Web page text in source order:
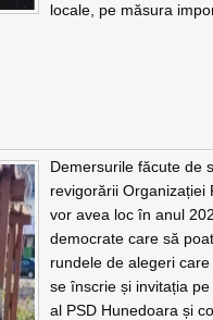
locale, pe măsura
Demersurile făcute de
revigorării Organizației
vor avea loc în anul
democrate care să
rundele de alegeri
se înscrie și invitația
al PSD Hunedoara și